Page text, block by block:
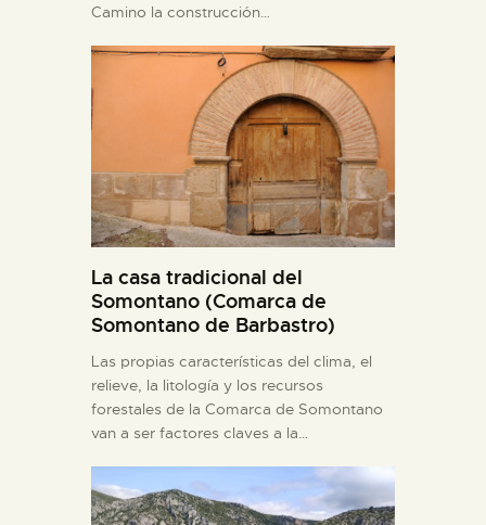
Camino la construcción…
La casa tradicional del
Somontano (Comarca de
Somontano de Barbastro)
Las propias características del clima, el
relieve, la litología y los recursos
forestales de la Comarca de Somontano
van a ser factores claves a la…